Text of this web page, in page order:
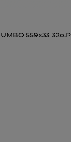
559x33
93- 116 ogniw / 9-